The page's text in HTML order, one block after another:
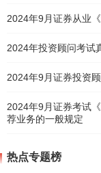
2024年9月证券从业
2024年投资顾问考试
2024年9月证券投资
2024年9月证券考试
荐业务的一般规定
热点专题榜